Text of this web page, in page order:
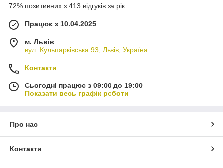
72% позитивних з 413 відгуків за рік
Працює з 10.04.2025
м. Львів
вул. Кульпарківська 93, Львів, Україна
Контакти
Сьогодні працює з 09:00 до 19:00
Показати весь графік роботи
Про нас
Контакти